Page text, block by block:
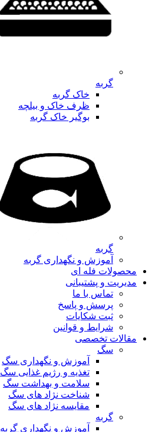
گربه
خاک گربه
ظرف خاک و بیلچه
بوگیر خاک گربه
گربه
آموزش و نگهداری گربه
محصولات فله ای
مدیریت و پشتیبانی
تماس با ما
پرسش و پاسخ
ثبت شکایات
شرایط و قوانین
مقالات تخصصی
سگ
آموزش و نگهداری سگ
تغذیه و رژیم غذایی سگ
سلامت و بهداشت سگ
شناخت نژاد های سگ
مقایسه نژاد های سگ
گربه
آموزش و نگهداری گربه